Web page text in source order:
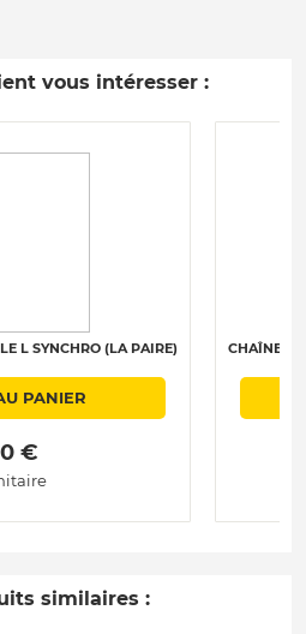
vous intéresser :
L SYNCHRO (LA PAIRE)
PANIER
€
CHAÎNES
similaires :